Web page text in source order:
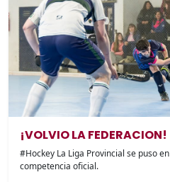
¡VOLVIO LA FEDERACION!
#Hockey La Liga Provincial se puso
competencia oficial.